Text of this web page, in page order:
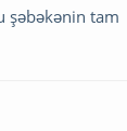
şəbəkənin tam